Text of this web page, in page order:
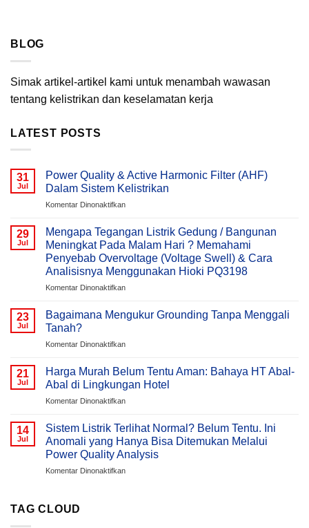
BLOG
Simak artikel-artikel kami untuk menambah wawasan
tentang kelistrikan dan keselamatan kerja
LATEST POSTS
31
Jul
Power Quality & Active Harmonic Filter (AHF)
Dalam Sistem Kelistrikan
Komentar Dinonaktifkanpada
Quality
&
Active
Harmonic
Filter
(AHF)
Sistem
Kelistrikan
29
Jul
Mengapa Tegangan Listrik Gedung / Bangunan
Meningkat Pada Malam Hari ? Memahami
Penyebab Overvoltage (Voltage Swell) & Cara
Analisisnya Menggunakan Hioki PQ3198
Komentar Dinonaktifkanpada
Tegangan
Listrik
/
Meningkat
Pada
Malam
Hari
Memahami
Penyebab
Overvoltage
Swell)
23
Jul
Bagaimana Mengukur Grounding Tanpa Menggali
Tanah?
Komentar Dinonaktifkanpada
Mengukur
Grounding
Tanpa
Menggali
21
Jul
Harga Murah Belum Tentu Aman: Bahaya HT Abal-
Abal di Lingkungan Hotel
Komentar Dinonaktifkanpada
Murah
Tentu
Aman:
Bahaya
14
Jul
Sistem Listrik Terlihat Normal? Belum Tentu. Ini
Anomali yang Hanya Bisa Ditemukan Melalui
Power Quality Analysis
Komentar Dinonaktifkanpada
TAG CLOUD